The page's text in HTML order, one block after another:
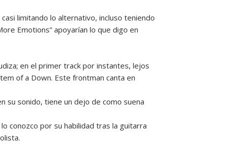
limitando lo alternativo, incluso teniendo
Emotions” apoyarían lo que digo en
en el primer track por instantes, lejos
of a Down. Este frontman canta en
su sonido, tiene un dejo de como suena
conozco por su habilidad tras la guitarra